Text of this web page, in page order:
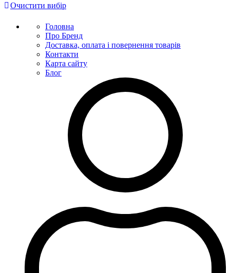
Очистити вибір
Головна
Про Бренд
Доставка, оплата і повернення товарів
Контакти
Карта сайту
Блог